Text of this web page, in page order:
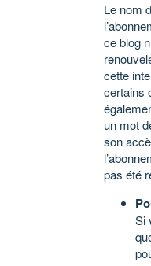
Le nom
ce blog
cette
certains
un mot
son
pas été
Si